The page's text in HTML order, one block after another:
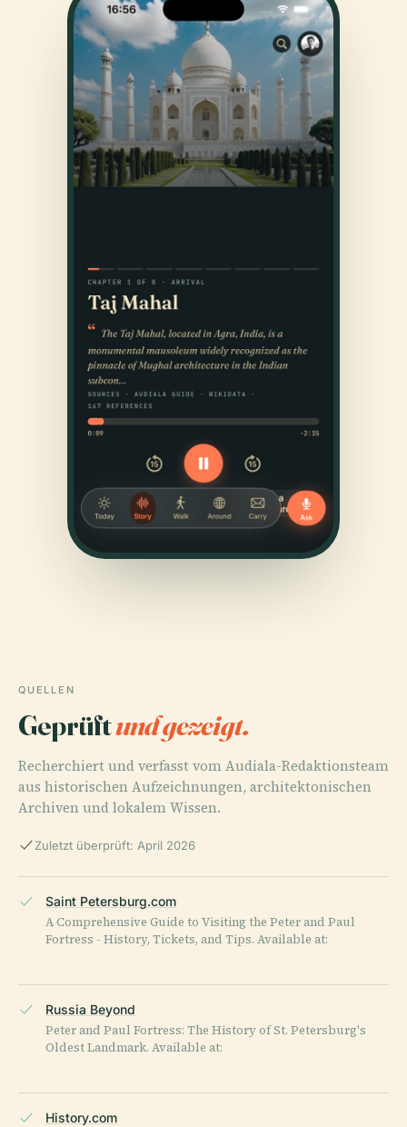
QUELLEN
Geprüftund gezeigt.
Recherchiert und verfasst vom Audiala-Redaktionsteam
aus historischen Aufzeichnungen, architektonischen
Archiven und lokalem Wissen.
Zuletzt überprüft: April 2026
Saint Petersburg.com
A Comprehensive Guide to Visiting the Peter and Paul
Fortress - History, Tickets, and Tips. Available at:
Russia Beyond
Peter and Paul Fortress: The History of St. Petersburg's
Oldest Landmark. Available at:
History.com